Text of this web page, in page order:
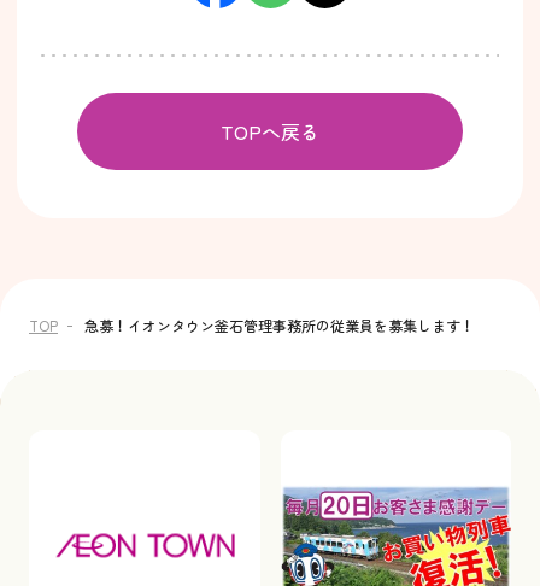
TOPへ戻る
TOP 急募！イオンタウン釜石管理事務所の従業員を募集します！